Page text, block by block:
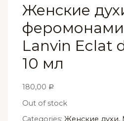
Женские
Lanvin Eclat
10 мл
180,00 Р
Out of stock
Categories:Женские духи,